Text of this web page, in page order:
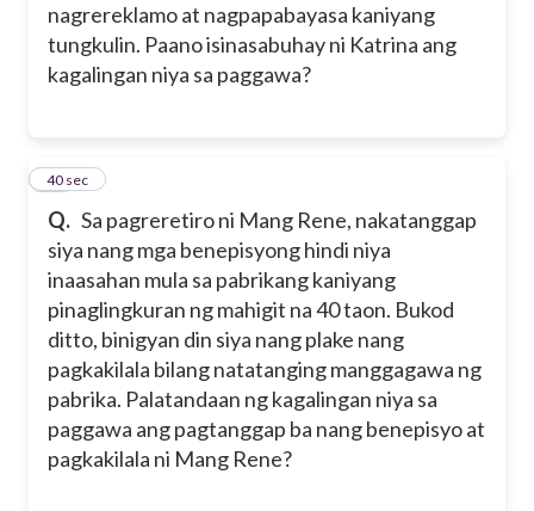
nagrereklamo at nagpapabayasa kaniyang
tungkulin. Paano isinasabuhay ni Katrina ang
kagalingan niya sa paggawa?
Q. Sa pagreretiro ni Mang Rene, nakatanggap
siya nang mga benepisyong hindi niya
inaasahan mula sa pabrikang kaniyang
pinaglingkuran ng mahigit na 40 taon. Bukod
ditto, binigyan din siya nang plake nang
pagkakilala bilang natatanging manggagawa ng
pabrika. Palatandaan ng kagalingan niya sa
paggawa ang pagtanggap ba nang benepisyo at
pagkakilala ni Mang Rene?
14
40 sec